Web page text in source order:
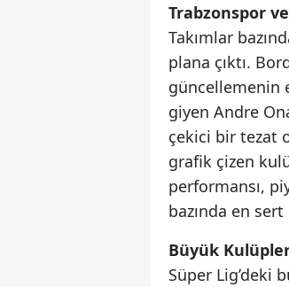
Trabzonspor
Takımlar
plana çıktı.
güncellemenin
giyen Andre
çekici bir tezat
grafik çizen
performansı,
bazında en
Büyük
Süper Lig’deki